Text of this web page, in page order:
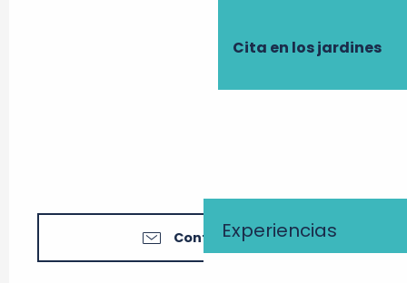
Cita en los jardines
Experiencias
Contáctenos